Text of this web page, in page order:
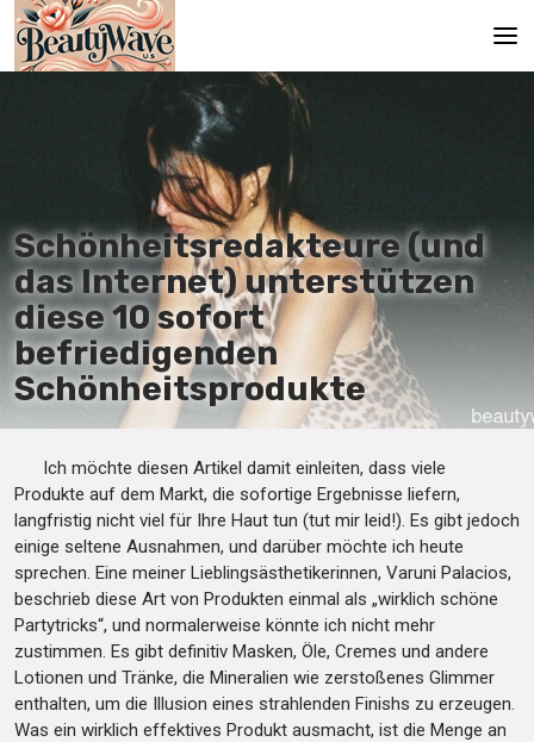
Ru
It
De
Schönheitsredakteure (und
das Internet) unterstützen
diese 10 sofort
befriedigenden
Schönheitsprodukte
Ich möchte diesen Artikel damit einleiten, dass viele
Produkte auf dem Markt, die sofortige Ergebnisse liefern,
langfristig nicht viel für Ihre Haut tun (tut mir leid!). Es gibt jedoch
einige seltene Ausnahmen, und darüber möchte ich heute
sprechen. Eine meiner Lieblingsästhetikerinnen, Varuni Palacios,
beschrieb diese Art von Produkten einmal als „wirklich schöne
Partytricks“, und normalerweise könnte ich nicht mehr
zustimmen. Es gibt definitiv Masken, Öle, Cremes und andere
Lotionen und Tränke, die Mineralien wie zerstoßenes Glimmer
enthalten, um die Illusion eines strahlenden Finishs zu erzeugen.
Was ein wirklich effektives Produkt ausmacht, ist die Menge an